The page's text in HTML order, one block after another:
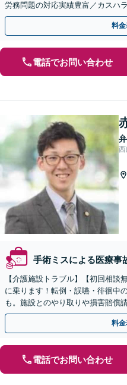
労務問題の対応実績豊富／カスハ
／忙しい方にも安心の柔軟なサポ
料
電話でお問い合わせ
手術ミスによる医療事
【介護施設トラブル】【初回相談
に乗ります！転倒・誤嚥・徘徊中
も。施設とのやり取りや損害賠償
可】【夜間・休日面談可】【関東
料
電話でお問い合わせ